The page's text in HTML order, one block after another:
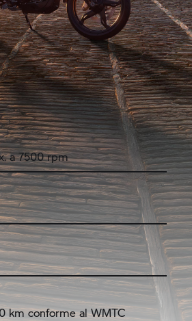
a 7500 rpm
km conforme al WMTC